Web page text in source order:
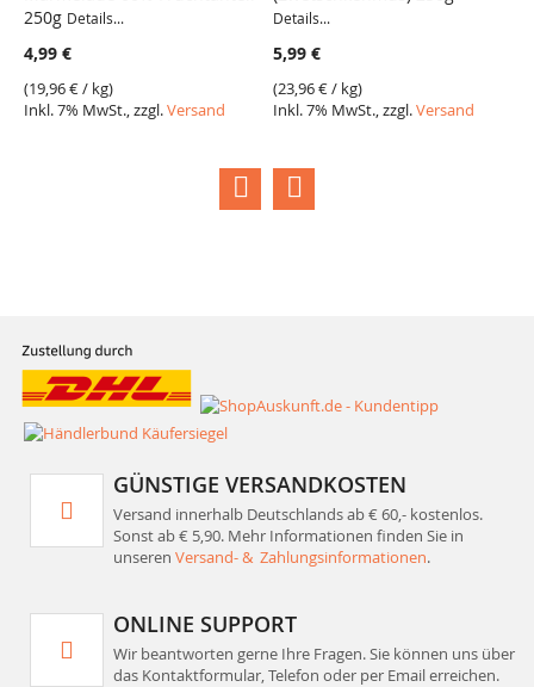
250g Details...
4,99 €
(19,96 €/ kg)
Inkl. 7% MwSt., zzgl.Versand
Details...
5,99 €
(23,96 €/ kg)
Inkl. 7% MwSt., zzgl.Versand
GÜNSTIGE VERSANDKOSTEN
Versand innerhalb Deutschlands ab € 60,- kostenlos.
Sonst ab € 5,90. Mehr Informationen finden Sie in
unseren Versand- & Zahlungsinformationen.
ONLINE SUPPORT
Wir beantworten gerne Ihre Fragen. Sie können uns über
das Kontaktformular, Telefon oder per Email erreichen.